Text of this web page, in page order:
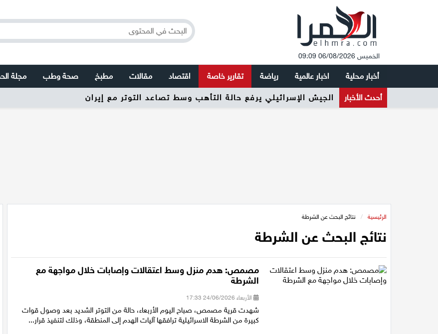
الخميس 06/08/2026 09:09
أخبار محلية اخبار عالمية رياضة تقارير خاصة اقتصاد مقالات مطبخ صحة وطب مجلة
أحدث الأخبار ائتلاف 2026 يطلق حملته الرسمية لرفع نسبة التصويت وتعزيز المشاركة السياسية في المجتمع العربي
الرئيسية / نتائج البحث عن الشرطة
نتائج البحث عن الشرطة
مصمص: هدم منزل وسط اعتقالات وإصابات خلال مواجهة مع
الشرطة
الأربعاء 24/06/2026 17:33
شهدت قرية مصمص، صباح اليوم الأربعاء، حالة من التوتر الشديد بعد وصول قوات
كبيرة من الشرطة الاسرائيلية ترافقها آليات الهدم إلى المنطقة، وذلك لتنفيذ قرار...